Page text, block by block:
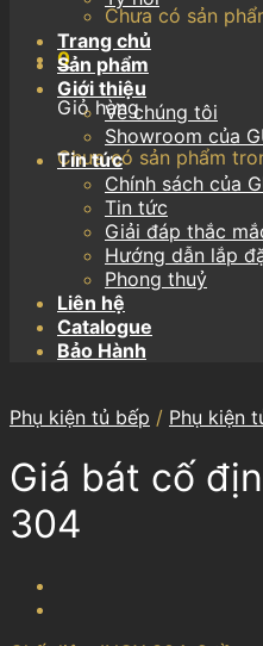
Chưa có sản
0
Giỏ hàng
Chưa có sản phẩm
Trang chủ
Sản phẩm
Giới thiệu
Về chúng tôi
Showroom của
Tin tức
Chính sách của
Tin tức
Giải đáp thắc
Hướng dẫn lắp
Phong thuỷ
Liên hệ
Catalogue
Bảo Hành
Phụ kiện tủ bếp / Phụ kiện
Giá bát cố
304